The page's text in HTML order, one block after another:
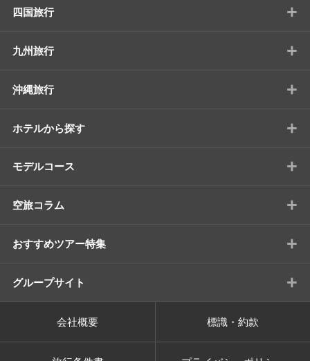
四国旅行 +
九州旅行 +
沖縄旅行 +
ホテルから探す +
モデルコース +
空旅コラム +
おすすめツアー特集 +
グループサイト +
会社概要 標識・約款